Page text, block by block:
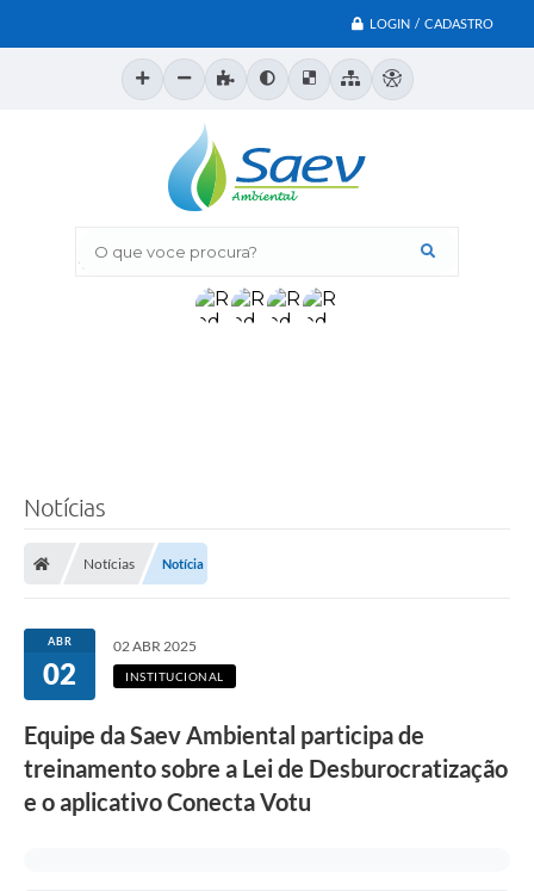
LOGIN / CADASTRO
O que voce procura?
Notícias
Notícias Notícia
ABR
02
02 ABR 2025
INSTITUCIONAL
Equipe da Saev Ambiental participa de
treinamento sobre a Lei de Desburocratização
e o aplicativo Conecta Votu